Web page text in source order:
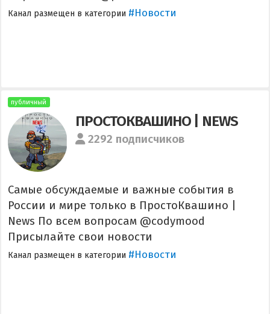
Канал размещен в категории #Новости
публичный
ПРОСТОКВАШИНО | NEWS
2292 подписчиков
Самые обсуждаемые и важные события в
России и мире только в ПростоКвашино |
News По всем вопросам @codymood
Присылайте свои новости
Канал размещен в категории #Новости